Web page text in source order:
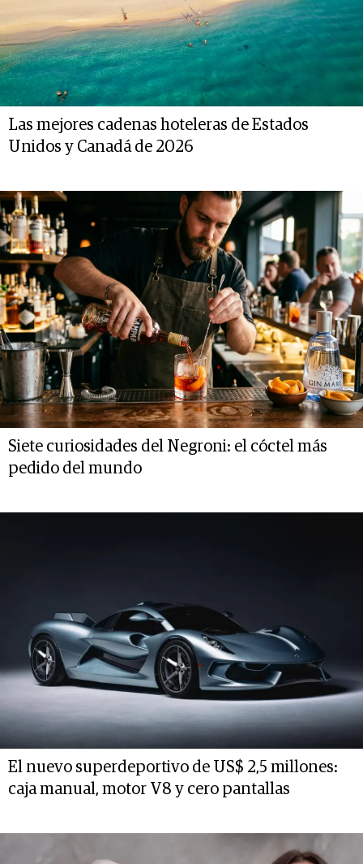
Las mejores cadenas hoteleras de Estados
Unidos y Canadá de 2026
Siete curiosidades del Negroni: el cóctel más
pedido del mundo
El nuevo superdeportivo de US$ 2,5 millones:
caja manual, motor V8 y cero pantallas